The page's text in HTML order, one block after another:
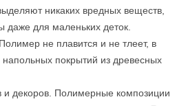
никаких вредных веществ,
даже для маленьких деток.
не плавится и не тлеет, в
покрытий из древесных
и декоров. Полимерные композиции